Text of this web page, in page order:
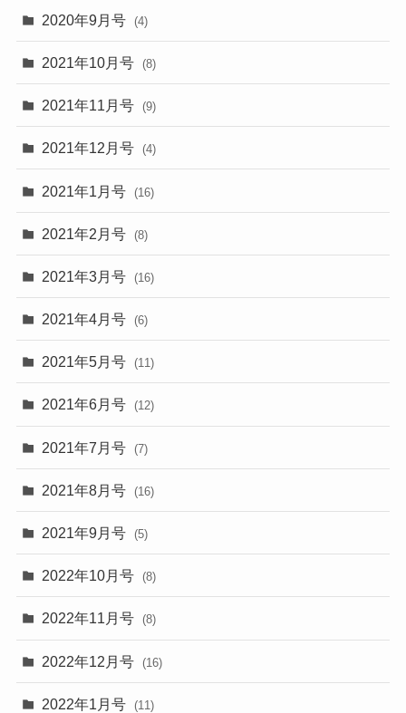
2020年9月号 (4)
2021年10月号 (8)
2021年11月号 (9)
2021年12月号 (4)
2021年1月号 (16)
2021年2月号 (8)
2021年3月号 (16)
2021年4月号 (6)
2021年5月号 (11)
2021年6月号 (12)
2021年7月号 (7)
2021年8月号 (16)
2021年9月号 (5)
2022年10月号 (8)
2022年11月号 (8)
2022年12月号 (16)
2022年1月号 (11)